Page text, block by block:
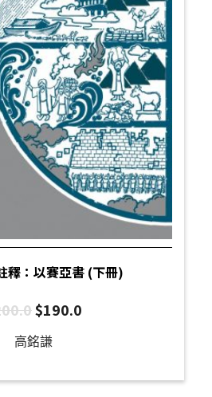
釋：以賽亞書 (下冊)
$190.0
高銘謙